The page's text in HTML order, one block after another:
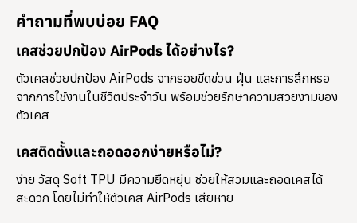
คำถามที่พบบ่อย FAQ
เคสช่วยปกป้อง AirPods ได้อย่างไร?
ตัวเคสช่วยปกป้อง AirPods จากรอยขีดข่วน ฝุ่น และการสึกหรอ
จากการใช้งานในชีวิตประจำวัน พร้อมช่วยรักษาความสวยงามของ
ตัวเคส
เคสติดตั้งและถอดออกง่ายหรือไม่?
ง่าย วัสดุ Soft TPU มีความยืดหยุ่น ช่วยให้สวมและถอดเคสได้
สะดวก โดยไม่ทำให้ตัวเคส AirPods เสียหาย